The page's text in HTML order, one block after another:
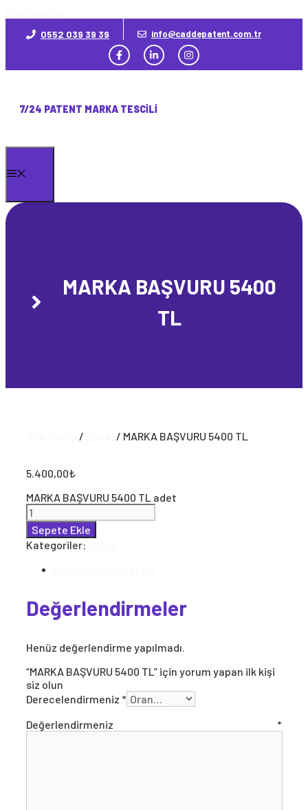
0552 039 39 39 info@caddepatent.com.tr
7/24 PATENT MARKA TESCILI
MARKA BAŞVURU 5400
TL
/ / MARKA BAŞVURU 5400 TL
5.400,00₺
MARKA BAŞVURU 5400 TL adet
Sepete Ekle
Kategoriler:
Değerlendirmeler
Henüz değerlendirme yapılmadı.
“MARKA BAŞVURU 5400 TL” için yorum yapan ilk kişi
siz olun
Derecelendirmeniz *
Değerlendirmeniz *